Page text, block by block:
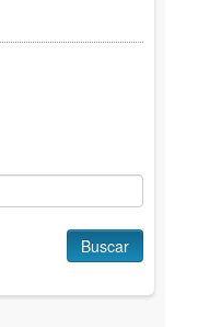
Buscar